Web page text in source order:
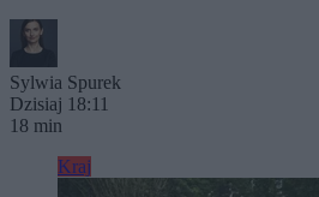
Sylwia Spurek
Dzisiaj 18:11
18 min
Kraj